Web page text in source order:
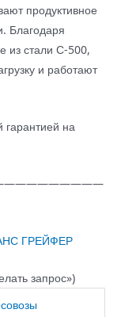
продуктивное
Благодаря
из стали С-500,
и работают
гарантией на
ГРЕЙФЕР
запрос»)